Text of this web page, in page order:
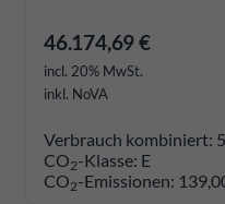
46.174,69 €
incl. 20% MwSt.
inkl. NoVA
Verbrauch kombiniert:
CO2-Klasse: E
CO2-Emissionen: